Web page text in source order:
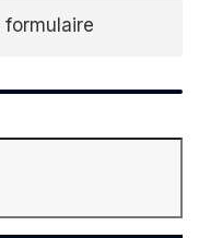
formulaire